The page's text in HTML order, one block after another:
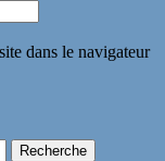
dans le navigateur